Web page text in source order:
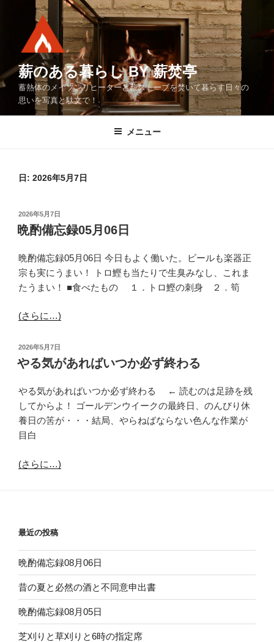
へ
薪のある暮らし BY 薪焚亭
蓄熱体のメイソンリヒーターと薪ストーブを焚いて暮らす日々の
思いを写真と駄文で！
メニュー
日: 2026年5月7日
投
稿
日:
2026年5月7日
晩酌備忘録05月06日
晩酌備忘録05月06日 今日もよく働いた。ビールも楽器正
宗も実にうまい！ トロ鰹も当たりで生臭みなし、これま
たうまい！ ■食べたもの １．トロ鰹の刺身 ２．筍
(さらに…)
投
稿
日:
2026年5月7日
やる気があればいつか必ず終わる
やる気があればいつか必ず終わる ← 読むのは足跡を残
してからよ！ ゴールデンウイークの最終日、のんびり休
養日の筈が・・・結局、やらねばならない色んな作業が
目白
(さらに…)
最近の投稿
晩酌備忘録08月06日
昔の夏と必然の酒と不同意申出書
晩酌備忘録08月05日
芝刈りと草刈りと6時の指定席